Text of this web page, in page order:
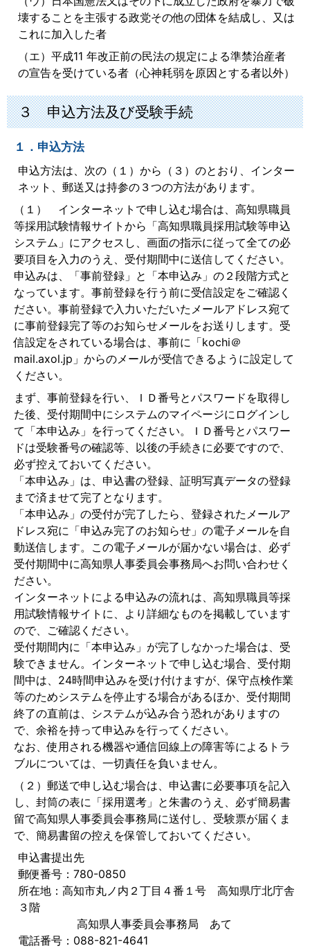
壊することを主張する政党その他の団体を結成し、又は
これに加入した者
（エ）平成11 年改正前の民法の規定による準禁治産者
の宣告を受けている者（心神耗弱を原因とする者以外）
３ 申込方法及び受験手続
１．申込方法
申込方法は、次の（１）から（３）のとおり、インター
ネット、郵送又は持参の３つの方法があります。
（１） インターネットで申し込む場合は、高知県職員
等採用試験情報サイトから「高知県職員採用試験等申込
システム」にアクセスし、画面の指示に従って全ての必
要項目を入力のうえ、受付期間中に送信してください。
申込みは、「事前登録」と「本申込み」の２段階方式と
なっています。事前登録を行う前に受信設定をご確認く
ださい。事前登録で入力いただいたメールアドレス宛て
に事前登録完了等のお知らせメールをお送りします。受
信設定をされている場合は、事前に「kochi＠
mail.axol.jp」からのメールが受信できるように設定して
ください。
まず、事前登録を行い、ＩＤ番号とパスワードを取得し
た後、受付期間中にシステムのマイページにログインし
て「本申込み」を行ってください。ＩＤ番号とパスワー
ドは受験番号の確認等、以後の手続きに必要ですので、
必ず控えておいてください。
「本申込み」は、申込書の登録、証明写真データの登録
まで済ませて完了となります。
「本申込み」の受付が完了したら、登録されたメールア
ドレス宛に「申込み完了のお知らせ」の電子メールを自
動送信します。この電子メールが届かない場合は、必ず
受付期間中に高知県人事委員会事務局へお問い合わせく
ださい。
インターネットによる申込みの流れは、高知県職員等採
用試験情報サイトに、より詳細なものを掲載しています
ので、ご確認ください。
受付期間内に「本申込み」が完了しなかった場合は、受
験できません。インターネットで申し込む場合、受付期
間中は、24時間申込みを受け付けますが、保守点検作業
等のためシステムを停止する場合があるほか、受付期間
終了の直前は、システムが込み合う恐れがありますの
で、余裕を持って申込みを行ってください。
なお、使用される機器や通信回線上の障害等によるトラ
ブルについては、一切責任を負いません。
（２）郵送で申し込む場合は、申込書に必要事項を記入
し、封筒の表に「採用選考」と朱書のうえ、必ず簡易書
留で高知県人事委員会事務局に送付し、受験票が届くま
で、簡易書留の控えを保管しておいてください。
申込書提出先
郵便番号：780-0850
所在地：高知市丸ノ内２丁目４番１号 高知県庁北庁舎
３階
高知県人事委員会事務局 あて
電話番号：088-821-4641